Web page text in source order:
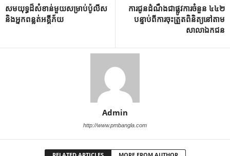
សមយុទ្ធដ៏សំខាន់មួយសម្រាប់ប៉ូលីស
និងអ្នកពន្លត់អគ្គីភ័យ
ការ​ជូន​ដំណឹង​ជា​ផ្លូវ​ការ​ចំនួន ៤៤២
បន្ទាប់​ពី​ការ​ចុះ​ត្រួត​ពិនិត្យ​នៅ​តាម​
សាលា​ឯកជន
Admin
http://www.pmbangla.com